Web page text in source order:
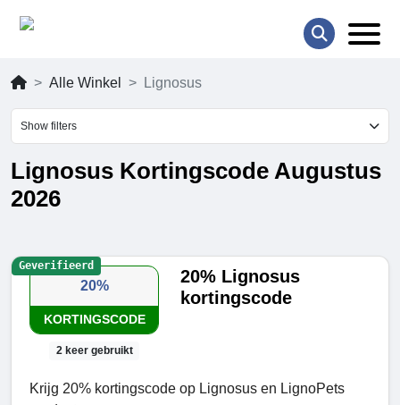
Alle Winkel Lignosus
Show filters
Lignosus Kortingscode Augustus
2026
20%
KORTINGSCODE
2 keer gebruikt
20% Lignosus
kortingscode
Krijg 20% kortingscode op Lignosus en LignoPets
Geverifieerd